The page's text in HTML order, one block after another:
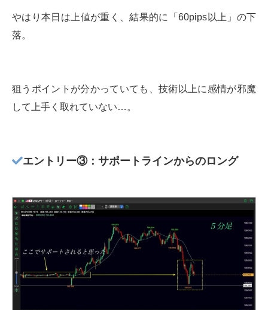
やはり本日は上値が重く、結果的に「60pips以上」の下
落。
狙うポイントが分かっていても、技術以上に感情が邪魔
して上手く取れていない…。
エントリー③：サポートラインからのロング